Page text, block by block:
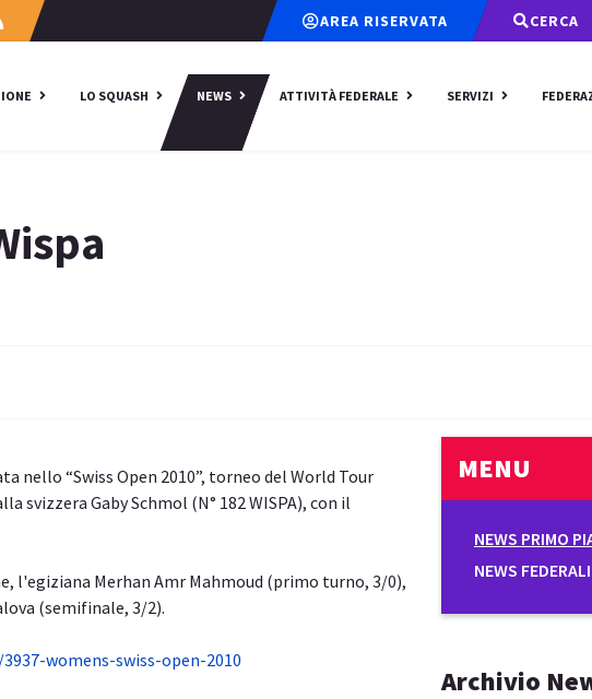
AREA RISERVATA CERCA
LO SQUASH NEWS ATTIVITÀ FEDERALE SERVIZI
nello “Swiss Open 2010”, torneo del World Tour
svizzera Gaby Schmol (N° 182 WISPA), con il
l'egiziana Merhan Amr Mahmoud (primo turno, 3/0),
(semifinale, 3/2).
womens-swiss-open-2010
MENU
NEWS PRIMO
NEWS FEDERALI
Archivio